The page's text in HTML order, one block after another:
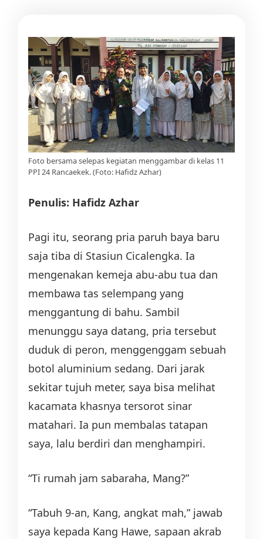
Foto bersama selepas kegiatan menggambar di kelas 11
PPI 24 Rancaekek. (Foto: Hafidz Azhar)
Penulis: Hafidz Azhar
Pagi itu, seorang pria paruh baya baru
saja tiba di Stasiun Cicalengka. Ia
mengenakan kemeja abu-abu tua dan
membawa tas selempang yang
menggantung di bahu. Sambil
menunggu saya datang, pria tersebut
duduk di peron, menggenggam sebuah
botol aluminium sedang. Dari jarak
sekitar tujuh meter, saya bisa melihat
kacamata khasnya tersorot sinar
matahari. Ia pun membalas tatapan
saya, lalu berdiri dan menghampiri.
“Ti rumah jam sabaraha, Mang?”
“Tabuh 9-an, Kang, angkat mah,” jawab
saya kepada Kang Hawe, sapaan akrab